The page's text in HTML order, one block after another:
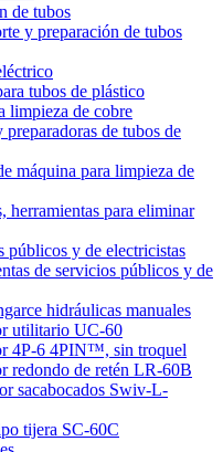
de tubos
y preparación de tubos
tubos de plástico
limpieza de cobre
preparadoras de tubos de
máquina para limpieza de
herramientas para eliminar
públicos y de electricistas
de servicios públicos y de
hidráulicas manuales
utilitario UC-60
4P-6 4PIN™, sin troquel
redondo de retén LR-60B
sacabocados Swiv-L-
tijera SC-60C